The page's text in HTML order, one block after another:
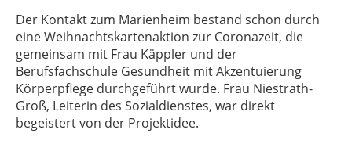
Der Kontakt zum Marienheim bestand schon durch
eine Weihnachtskartenaktion zur Coronazeit, die
gemeinsam mit Frau Käppler und der
Berufsfachschule Gesundheit mit Akzentuierung
Körperpflege durchgeführt wurde. Frau Niestrath-
Groß, Leiterin des Sozialdienstes, war direkt
begeistert von der Projektidee.